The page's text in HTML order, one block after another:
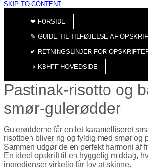
SKIP TO CONTENT
❤︎ FORSIDE
✎ GUIDE TIL TILFØJELSE AF
✔︎ RETNINGSLINJER FOR
➜ KBHFF HOVEDSIDE
Pastinak-risotto og
smør-gulerødder
Gulerødderne får en let karamelliseret
risottoen bliver rig og fyldig med smør og
Sammen udgør de en perfekt harmoni af
En ideel opskrift til en hyggelig middag,
ingredienser virkelig får lov at skinne.